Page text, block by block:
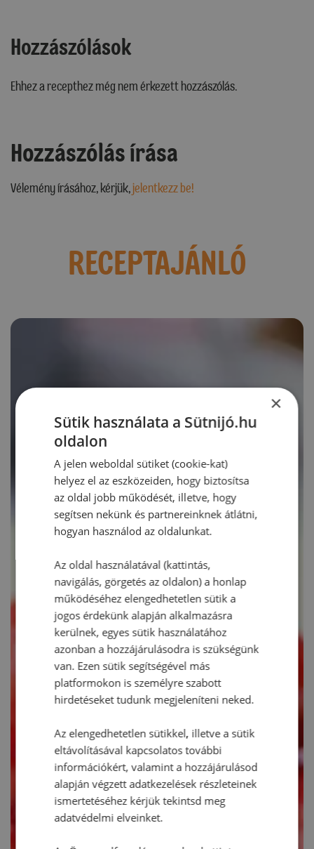
Hozzászólások
Ehhez a recepthez még nem érkezett hozzászólás.
Hozzászólás írása
Vélemény írásához, kérjük,jelentkezz be!
RECEPTAJÁNLÓ
×
Sütik használata a Sütnijó.hu
oldalon
A jelen weboldal sütiket (cookie-kat)
helyez el az eszközeiden, hogy biztosítsa
az oldal jobb működését, illetve, hogy
segítsen nekünk és partnereinknek átlátni,
hogyan használod az oldalunkat.
Az oldal használatával (kattintás,
navigálás, görgetés az oldalon) a honlap
működéséhez elengedhetetlen sütik a
jogos érdekünk alapján alkalmazásra
kerülnek, egyes sütik használatához
azonban a hozzájárulásodra is szükségünk
van. Ezen sütik segítségével más
platformokon is személyre szabott
hirdetéseket tudunk megjeleníteni neked.
Az elengedhetetlen sütikkel, illetve a sütik
eltávolításával kapcsolatos további
információkért, valamint a hozzájárulásod
alapján végzett adatkezelések részleteinek
ismertetéséhez kérjük tekintsd meg
adatvédelmi elveinket.